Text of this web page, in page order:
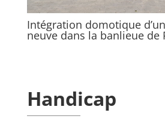
Intégration domotique
neuve dans la banlieue de
Handicap